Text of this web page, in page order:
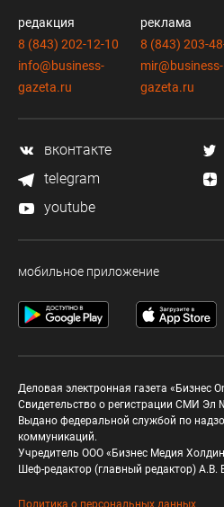
редакция
8 (843) 202-12-10
info@business-
gazeta.ru
реклама
8 (843) 203-
mir@business-
gazeta.ru
вконтакте
telegram
youtube
мобильное приложение
Деловая электронная газета «Бизнес
Свидетельство о регистрации СМИ Эл
Выдано федеральной службой по
коммуникаций.
Учредитель ООО «Бизнес Медия
Шеф-редактор (главный редактор) А.В.
Политика о персональных данных